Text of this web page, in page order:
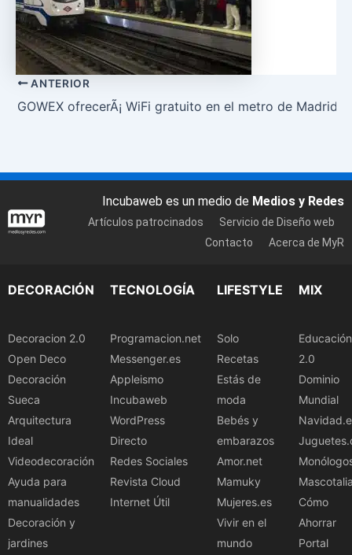
ANTERIOR
GOWEX ofrecerÃ¡ WiFi gratuito en el metro de Madrid
Incubaweb es un medio de Medios y Redes
Artículos patrocinados
Servicio de Diseño web
Contacto
Acerca de MyR
DECORACIÓN
Decoracion 2.0
Open Deco
Decoración
Sueca
Arquitectura
Ideal
Videodecoración
Ayuda para
manualidades
Decoración y
jardines
TECNOLOGÍA
Programacion.net
Messenger.es
Appleismo
Incubaweb
WordPress
Directo
Redes Sociales
Revista Cloud
Internet Útil
LIFESTYLE
Solo
Recetas
Estás de
moda
Bebés y
embarazos
Amor.net
Mamuky
Mujeres.es
Vivir en el
mundo
MIX
Educación
2.0
Dominio
Mundial
Cómo
Ahorrar
Portal